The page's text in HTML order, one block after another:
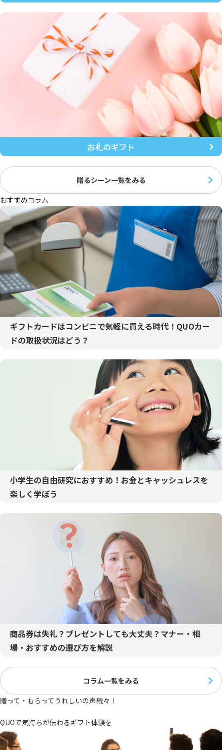
お礼のギフト
贈るシーン一覧をみる
おすすめコラム
ギフトカードはコンビニで気軽に買える時代！QUOカー
ドの取扱状況はどう？
小学生の自由研究におすすめ！お金とキャッシュレスを
楽しく学ぼう
商品券は失礼？プレゼントしても大丈夫？マナー・相
場・おすすめの選び方を解説
コラム一覧をみる
贈って・もらってうれしいの声続々！
QUOで気持ちが伝わるギフト体験を